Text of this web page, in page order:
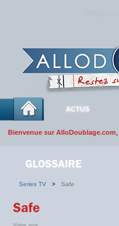
ACTUS
Bienvenue sur AlloDoublage.com
Series TV > Safe